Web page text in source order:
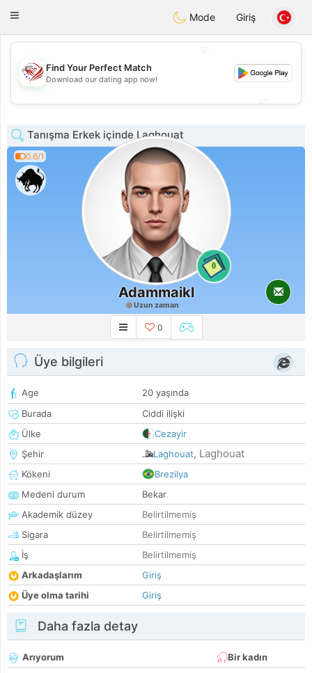
Dating
Toggle
Mode Giriş
💖
💕
Find Your Perfect Match
Download our dating app now!
Tanışma Erkek içinde Laghouat
0.6/1
0
Adammaikl
Uzun zaman
0
Üye bilgileri
Age
20 yaşında
Burada
Ciddi ilişki
Ülke
Cezayir
Şehir
Laghouat, Laghouat
Kökeni
Brezilya
Medeni durum
Bekar
Akademik düzey
Belirtilmemiş
Sigara
Belirtilmemiş
İş
Belirtilmemiş
Arkadaşlarım
Giriş
Üye olma tarihi
Giriş
Daha fazla detay
Arıyorum
Bir kadın